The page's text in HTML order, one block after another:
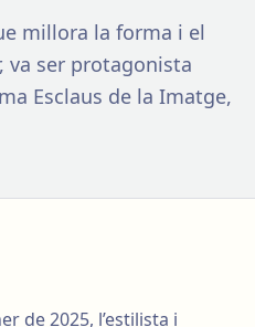
millora la forma i el
va ser protagonista
Esclaus de la Imatge,
de 2025, l’estilista i